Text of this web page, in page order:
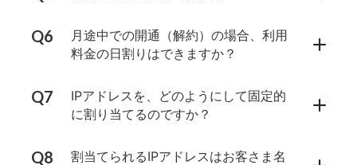
月途中での開通（解約）の場合、利用
料金の日割りはできますか？
IPアドレスを、どのようにして固定的
に割り当てるのですか？
割当てられるIPアドレスはお客さま名